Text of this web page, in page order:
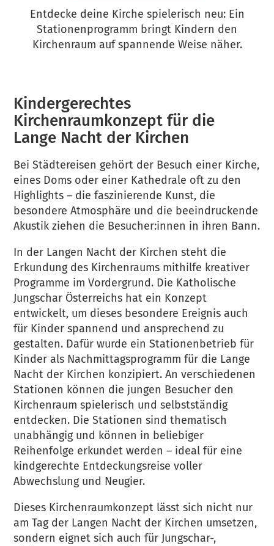
Entdecke deine Kirche spielerisch neu: Ein
Stationenprogramm bringt Kindern den
Kirchenraum auf spannende Weise näher.
Kindergerechtes
Kirchenraumkonzept für die
Lange Nacht der Kirchen
Bei Städtereisen gehört der Besuch einer Kirche,
eines Doms oder einer Kathedrale oft zu den
Highlights – die faszinierende Kunst, die
besondere Atmosphäre und die beeindruckende
Akustik ziehen die Besucher:innen in ihren Bann.
In der Langen Nacht der Kirchen steht die
Erkundung des Kirchenraums mithilfe kreativer
Programme im Vordergrund. Die Katholische
Jungschar Österreichs hat ein Konzept
entwickelt, um dieses besondere Ereignis auch
für Kinder spannend und ansprechend zu
gestalten. Dafür wurde ein Stationenbetrieb für
Kinder als Nachmittagsprogramm für die Lange
Nacht der Kirchen konzipiert. An verschiedenen
Stationen können die jungen Besucher den
Kirchenraum spielerisch und selbstständig
entdecken. Die Stationen sind thematisch
unabhängig und können in beliebiger
Reihenfolge erkundet werden – ideal für eine
kindgerechte Entdeckungsreise voller
Abwechslung und Neugier.
Dieses Kirchenraumkonzept lässt sich nicht nur
am Tag der Langen Nacht der Kirchen umsetzen,
sondern eignet sich auch für Jungschar-,